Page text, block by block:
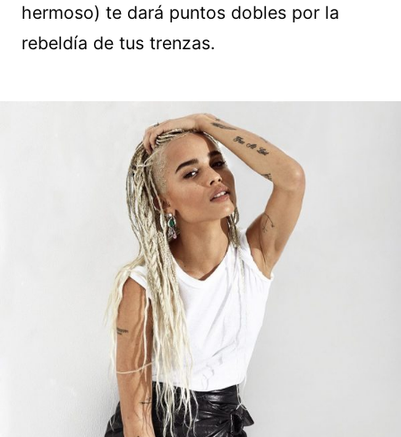
hermoso) te dará puntos dobles por la
rebeldía de tus trenzas.